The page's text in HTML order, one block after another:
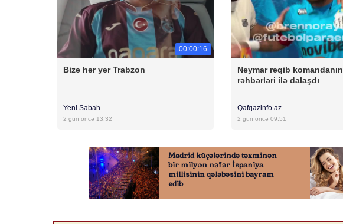
00:00:16
Bizə hər yer Trabzon
Yeni Sabah
2 gün öncə 13:32
Neymar rəqib komandanın
rəhbərləri ilə dalaşdı
Qafqazinfo.az
2 gün öncə 09:51